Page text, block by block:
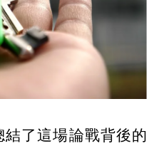
了這場論戰背後的